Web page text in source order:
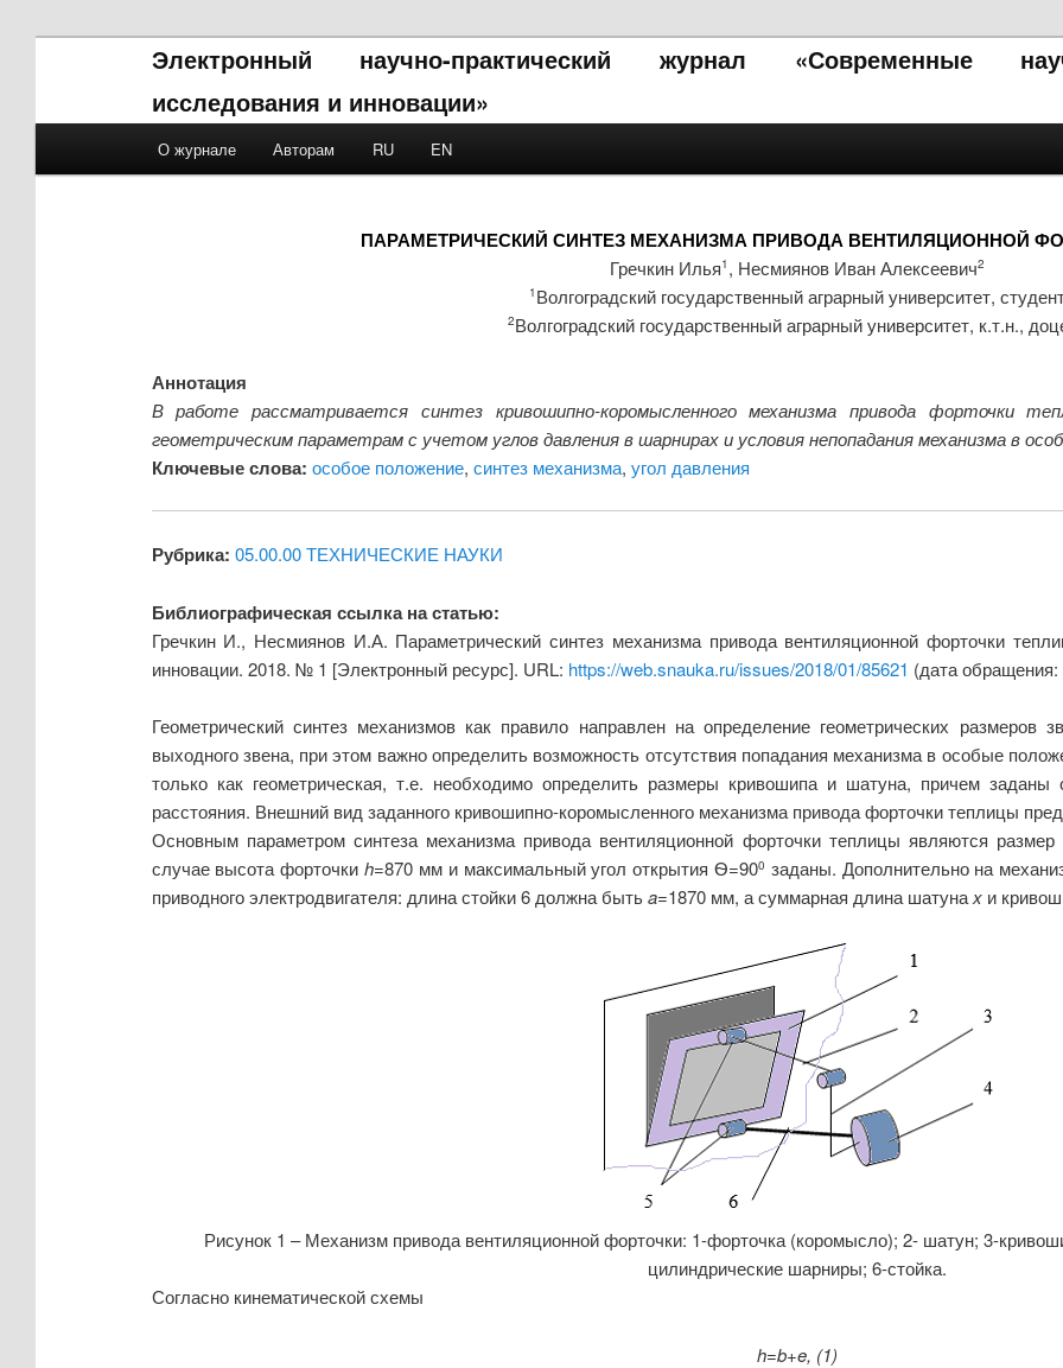
Электронный научно-практический журнал «Современные
исследования и инновации»
Skip to primary content
Skip to secondary content
О журнале Авторам RU EN
ПАРАМЕТРИЧЕСКИЙ СИНТЕЗ МЕХАНИЗМА ПРИВОДА ВЕНТИЛЯЦИОННОЙ
Гречкин Илья1 , Несмиянов Иван Алексеевич2
1 Волгоградский государственный аграрный университет,
2Волгоградский государственный аграрный университет, к.т.н.,
Аннотация
В работе рассматривается синтез кривошипно-коромысленного механизма привода форточки
геометрическим параметрам с учетом углов давления в шарнирах и условия непопадания механизма в
Ключевые слова: особое положение, синтез механизма, угол давления
Рубрика: 05.00.00 ТЕХНИЧЕСКИЕ НАУКИ
Библиографическая ссылка на статью:
Гречкин И., Несмиянов И.А. Параметрический синтез механизма привода вентиляционной форточки
инновации. 2018. № 1 [Электронный ресурс]. URL: https://web.snauka.ru/issues/2018/01/85621 (дата обращения:
Геометрический синтез механизмов как правило направлен на определение геометрических размеров
выходного звена, при этом важно определить возможность отсутствия попадания механизма в особые
только как геометрическая, т.е. необходимо определить размеры кривошипа и шатуна, причем
расстояния. Внешний вид заданного кривошипно-коромысленного механизма привода форточки теплицы
Основным параметром синтеза механизма привода вентиляционной форточки теплицы являются
случае высота форточкиh=870 мм и максимальный угол открытия Ѳ=900 заданы. Дополнительно на
приводного электродвигателя: длина стойки 6 должна бытьa=1870 мм, а суммарная длина шатунаxи
Рисунок 1 – Механизм привода вентиляционной форточки: 1-форточка (коромысло); 2- шатун; 3-
цилиндрические шарниры; 6-стойка.
Согласно кинематической схемы
h=b+e, (1)